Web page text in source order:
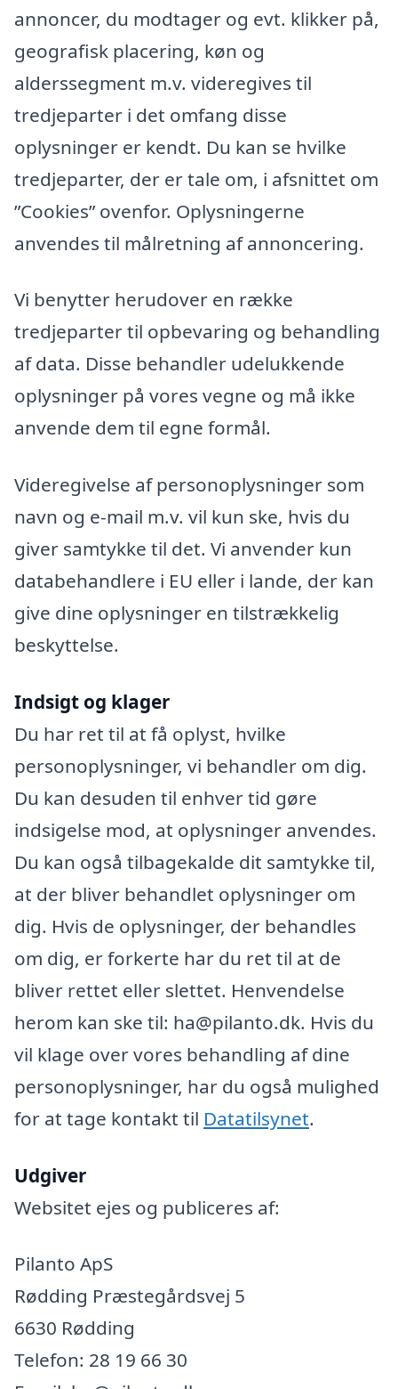
annoncer, du modtager og evt. klikker på,
geografisk placering, køn og
alderssegment m.v. videregives til
tredjeparter i det omfang disse
oplysninger er kendt. Du kan se hvilke
tredjeparter, der er tale om, i afsnittet om
”Cookies” ovenfor. Oplysningerne
anvendes til målretning af annoncering.
Vi benytter herudover en række
tredjeparter til opbevaring og behandling
af data. Disse behandler udelukkende
oplysninger på vores vegne og må ikke
anvende dem til egne formål.
Videregivelse af personoplysninger som
navn og e-mail m.v. vil kun ske, hvis du
giver samtykke til det. Vi anvender kun
databehandlere i EU eller i lande, der kan
give dine oplysninger en tilstrækkelig
beskyttelse.
Indsigt og klager
Du har ret til at få oplyst, hvilke
personoplysninger, vi behandler om dig.
Du kan desuden til enhver tid gøre
indsigelse mod, at oplysninger anvendes.
Du kan også tilbagekalde dit samtykke til,
at der bliver behandlet oplysninger om
dig. Hvis de oplysninger, der behandles
om dig, er forkerte har du ret til at de
bliver rettet eller slettet. Henvendelse
herom kan ske til: ha@pilanto.dk. Hvis du
vil klage over vores behandling af dine
personoplysninger, har du også mulighed
for at tage kontakt til Datatilsynet.
Udgiver
Websitet ejes og publiceres af:
Pilanto ApS
Rødding Præstegårdsvej 5
6630 Rødding
Telefon: 28 19 66 30